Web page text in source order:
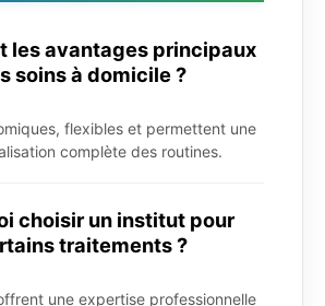
les avantages principaux
soins à domicile ?
flexibles et permettent une
complète des routines.
choisir un institut pour
traitements ?
une expertise professionnelle